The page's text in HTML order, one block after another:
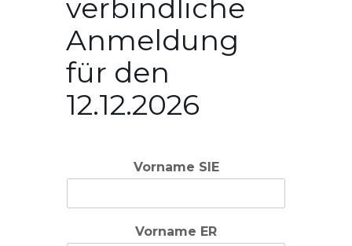
verbindliche
Anmeldung
für den
12.12.2026
Vorname SIE
Vorname ER